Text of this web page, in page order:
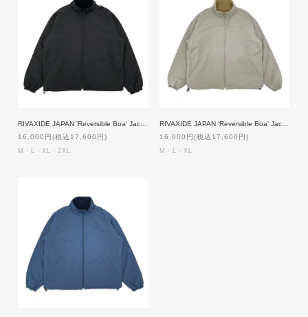
16,000円(税込17,600円)
M・L・XL・2XL
16,000円(税込17,600円)
M・L・XL